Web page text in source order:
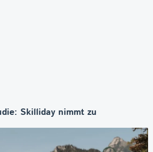
Skilliday nimmt zu